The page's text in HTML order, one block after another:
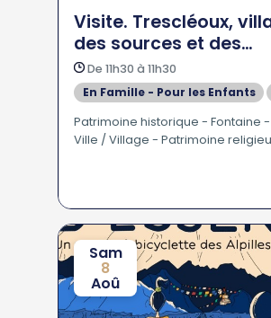
Visite. Trescléoux,
des sources et des
fontaines
De 11h30 à 11h30
En Famille - Pour les Enfants
Patrimoine historique - Fontaine
Ville / Village - Patrimoine
Sam
8
Aoû